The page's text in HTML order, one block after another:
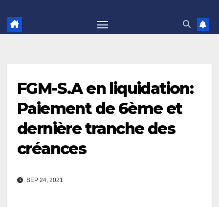
FGM-S.A en liquidation:
Paiement de 6ème et
dernière tranche des
créances
SEP 24, 2021